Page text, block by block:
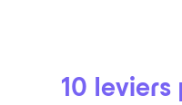
10